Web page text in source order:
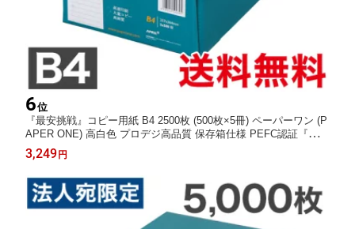
6位
『最安挑戦』コピー用紙 B4 2500枚 (500枚×5冊) ペーパーワン (P
APER ONE) 高白色 プロデジ高品質 保存箱仕様 PEFC認証『送料
無料（一部地域除く）』
3,249円